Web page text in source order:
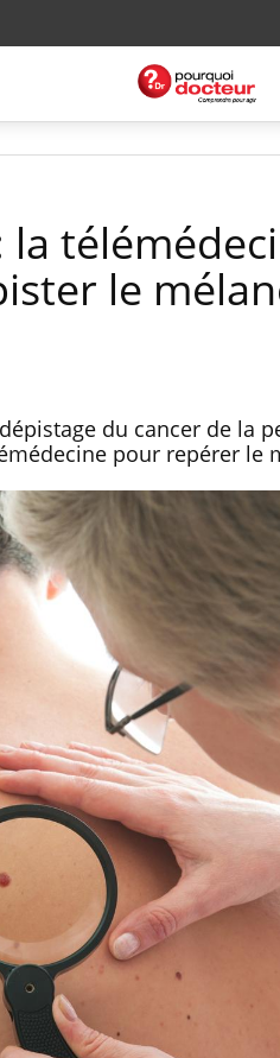
la
le
du cancer de la
pour repérer le